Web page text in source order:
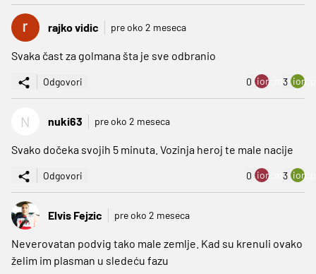
rajko vidic pre oko 2 meseca
Svaka čast za golmana šta je sve odbranio
Odgovori 0 ion:minus
3
N nuki63 pre oko 2 meseca
Svako dočeka svojih 5 minuta. Vozinja heroj te male nacije
Odgovori 0 ion:minus
3
Elvis Fejzic pre oko 2 meseca
Neverovatan podvig tako male zemlje. Kad su krenuli ovako
želim im plasman u sledeću fazu